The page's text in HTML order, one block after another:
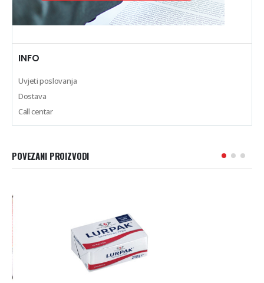
INFO
Uvjeti poslovanja
Dostava
Call centar
POVEZANI PROIZVODI